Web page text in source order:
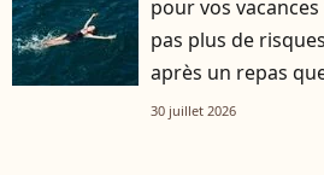
pour vos
pas plus de
après un repas
tard"
30 juillet 2026